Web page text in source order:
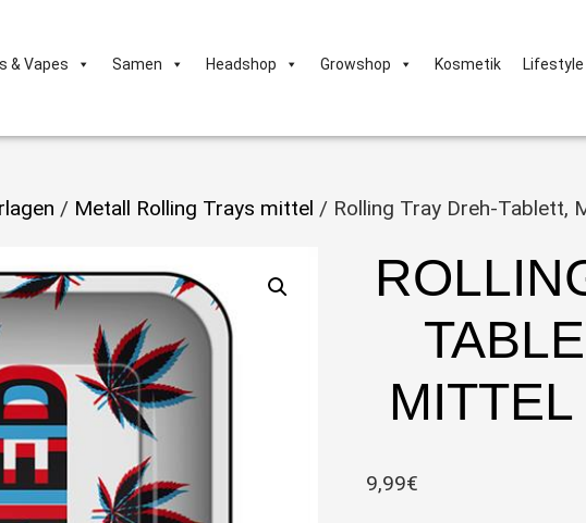
& Vapes Samen Headshop Growshop Kosmetik Lifestyle
/ Metall Rolling Trays mittel / Rolling Tray Dreh-Tablett,
MITTEL
9,99€